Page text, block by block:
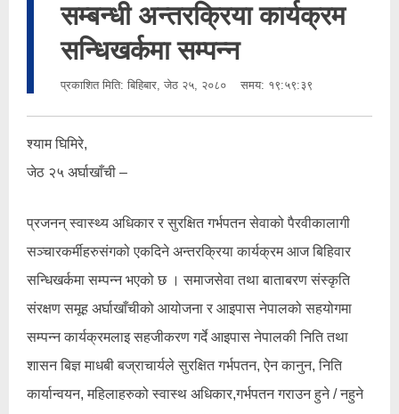
सम्बन्धी अन्तरक्रिया कार्यक्रम
सन्धिखर्कमा सम्पन्न
प्रकाशित मिति: बिहिबार, जेठ २५, २०८० समय: १९:५९:३९
श्याम घिमिरे,
जेठ २५ अर्घाखाँची –
प्रजनन् स्वास्थ्य अधिकार र सुरक्षित गर्भपतन सेवाको पैरवीकालागी
सञ्चारकर्मीहरुसंगको एकदिने अन्तरक्रिया कार्यक्रम आज बिहिवार
सन्धिखर्कमा सम्पन्न भएको छ । समाजसेवा तथा बाताबरण संस्कृति
संरक्षण समूह अर्घाखाँचीको आयोजना र आइपास नेपालको सहयोगमा
सम्पन्न कार्यक्रमलाइ सहजीकरण गर्दे आइपास नेपालकी निति तथा
शासन बिज्ञ माधबी बज्राचार्यले सुरक्षित गर्भपतन, ऐन कानुन, निति
कार्यान्वयन, महिलाहरुको स्वास्थ अधिकार,गर्भपतन गराउन हुने / नहुने